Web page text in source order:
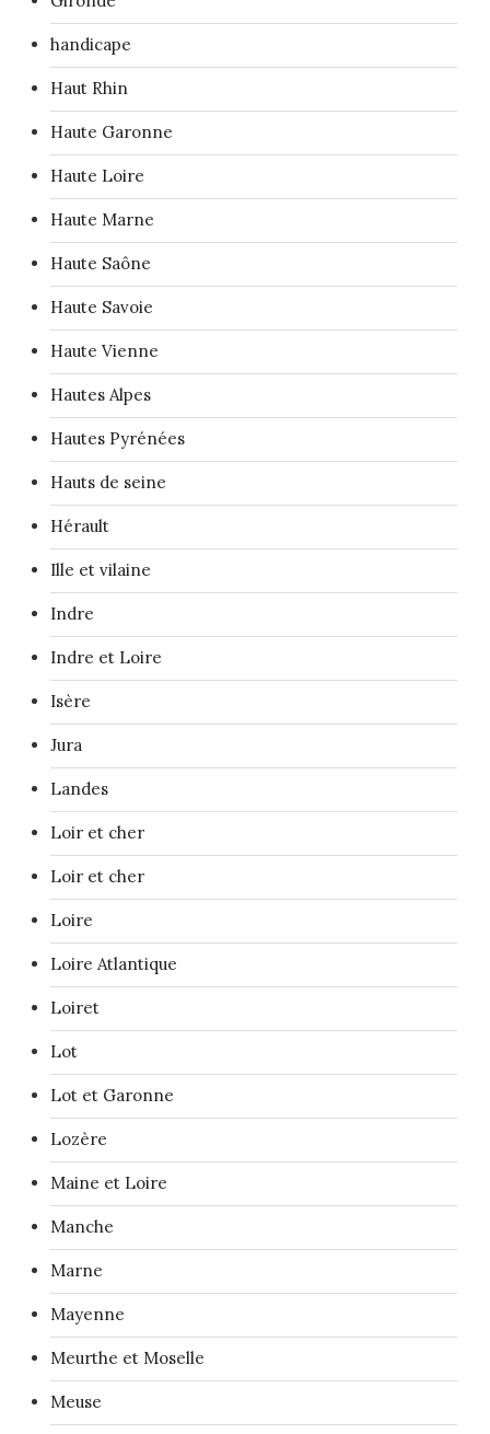
handicape
Haut Rhin
Haute Garonne
Haute Loire
Haute Marne
Haute Saône
Haute Savoie
Haute Vienne
Hautes Alpes
Hautes Pyrénées
Hauts de seine
Hérault
Ille et vilaine
Indre
Indre et Loire
Isère
Jura
Landes
Loir et cher
Loir et cher
Loire
Loire Atlantique
Loiret
Lot
Lot et Garonne
Lozère
Maine et Loire
Manche
Marne
Mayenne
Meurthe et Moselle
Meuse